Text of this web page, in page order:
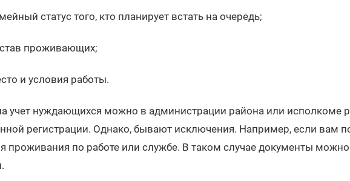
статус того, кто планирует встать на очередь;
проживающих;
и условия работы.
учет нуждающихся можно в администрации района или исполкоме
регистрации. Однако, бывают исключения. Например, если вам
проживания по работе или службе. В таком случае документы